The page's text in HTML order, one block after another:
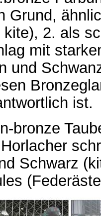
Grund,
kite), 2. als
mit
und
ist.
bronze
Schwarz